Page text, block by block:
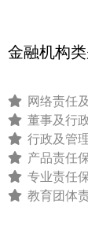
金融机构
网络责任
董事及行
行政及管
产品责任
专业责任
教育团体